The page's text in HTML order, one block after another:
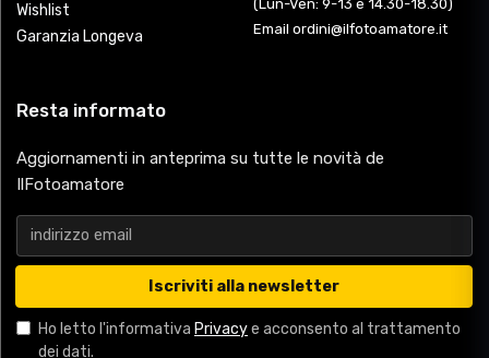
Wishlist
Garanzia Longeva
(Lun-Ven: 9-13 e 14.30-18.30)
Email ordini@ilfotoamatore.it
Resta informato
Aggiornamenti in anteprima su tutte le novità de
IlFotoamatore
Iscriviti alla newsletter
Ho letto l'informativa Privacye acconsento al trattamento
dei dati.